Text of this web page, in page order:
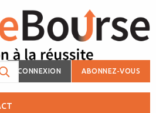
CONNEXION ABONNEZ-VOUS